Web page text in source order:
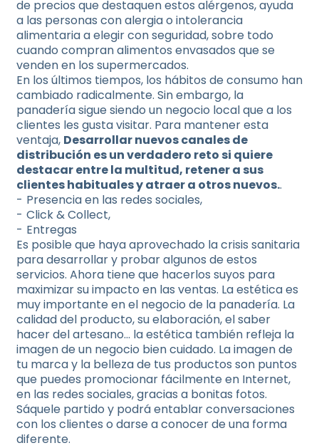
de precios que destaquen estos alérgenos, ayuda
a las personas con alergia o intolerancia
alimentaria a elegir con seguridad, sobre todo
cuando compran alimentos envasados que se
venden en los supermercados.
En los últimos tiempos, los hábitos de consumo han
cambiado radicalmente. Sin embargo, la
panadería sigue siendo un negocio local que a los
clientes les gusta visitar. Para mantener esta
ventaja, Desarrollar nuevos canales de
distribución es un verdadero reto si quiere
destacar entre la multitud, retener a sus
clientes habituales y atraer a otros nuevos..
Presencia en las redes sociales,
Click & Collect,
Entregas
Es posible que haya aprovechado la crisis sanitaria
para desarrollar y probar algunos de estos
servicios. Ahora tiene que hacerlos suyos para
maximizar su impacto en las ventas. La estética es
muy importante en el negocio de la panadería. La
calidad del producto, su elaboración, el saber
hacer del artesano… la estética también refleja la
imagen de un negocio bien cuidado. La imagen de
tu marca y la belleza de tus productos son puntos
que puedes promocionar fácilmente en Internet,
en las redes sociales, gracias a bonitas fotos.
Sáquele partido y podrá entablar conversaciones
con los clientes o darse a conocer de una forma
diferente.